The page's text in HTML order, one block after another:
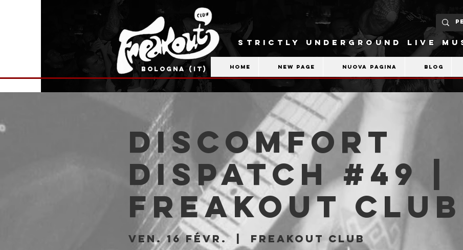
BOLOGNA (IT)
STRICTLY UNDERGROUND LIVE
Home New Page Nuova pagina Blog
Discomfort
Dispatch #49 |
Freakout Club
ven. 16 févr.
  |
Freakout Club